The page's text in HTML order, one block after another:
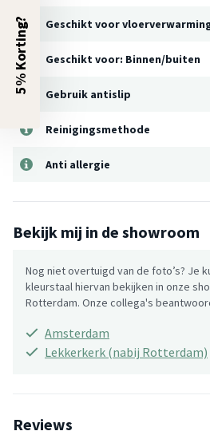
Geschikt voor
Geschikt voor: Binnen/buiten
Gebruik antislip
Reinigingsmethode
Anti allergie
Bekijk mij in de showroom
Nog niet overtuigd van de foto’s? Je
kleurstaal hiervan bekijken in onze
Rotterdam. Onze collega's
Amsterdam
Lekkerkerk (nabij Rotterdam)
Reviews
5% Korting?